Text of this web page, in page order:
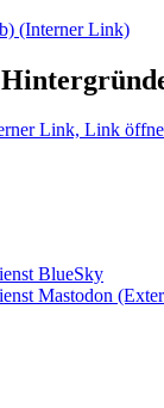
(Interner Link)
Link, Link
BlueSky
Mastodon